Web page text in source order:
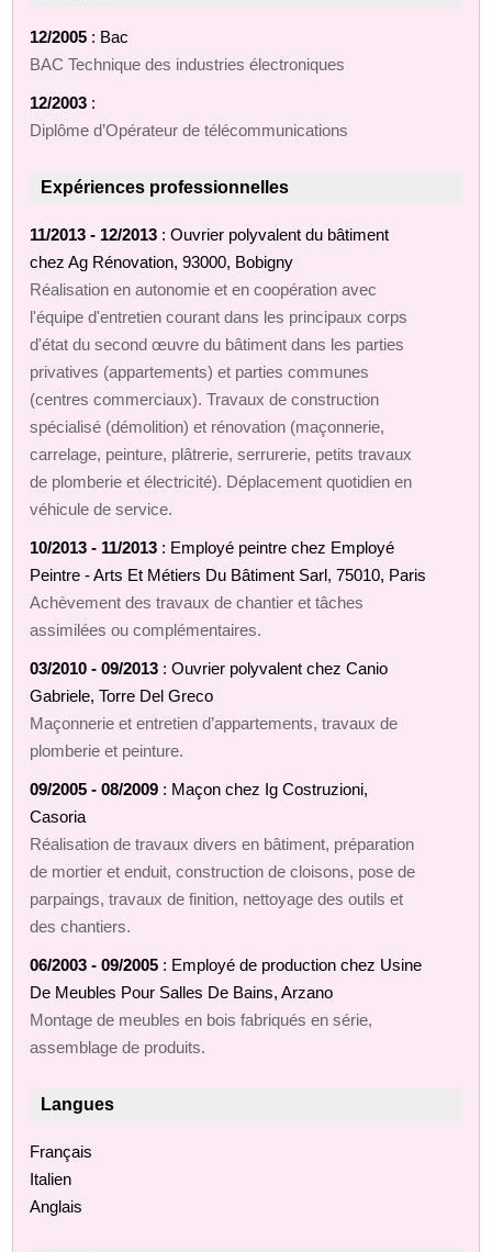
12/2005 : Bac
BAC Technique des industries électroniques
12/2003 :
Diplôme d’Opérateur de télécommunications
Expériences professionnelles
11/2013 - 12/2013 : Ouvrier polyvalent du bâtiment
chez Ag Rénovation, 93000, Bobigny
Réalisation en autonomie et en coopération avec
l'équipe d'entretien courant dans les principaux corps
d'état du second œuvre du bâtiment dans les parties
privatives (appartements) et parties communes
(centres commerciaux). Travaux de construction
spécialisé (démolition) et rénovation (maçonnerie,
carrelage, peinture, plâtrerie, serrurerie, petits travaux
de plomberie et électricité). Déplacement quotidien en
véhicule de service.
10/2013 - 11/2013 : Employé peintre chez Employé
Peintre - Arts Et Métiers Du Bâtiment Sarl, 75010, Paris
Achèvement des travaux de chantier et tâches
assimilées ou complémentaires.
03/2010 - 09/2013 : Ouvrier polyvalent chez Canio
Gabriele, Torre Del Greco
Maçonnerie et entretien d’appartements, travaux de
plomberie et peinture.
09/2005 - 08/2009 : Maçon chez Ig Costruzioni,
Casoria
Réalisation de travaux divers en bâtiment, préparation
de mortier et enduit, construction de cloisons, pose de
parpaings, travaux de finition, nettoyage des outils et
des chantiers.
06/2003 - 09/2005 : Employé de production chez Usine
De Meubles Pour Salles De Bains, Arzano
Montage de meubles en bois fabriqués en série,
assemblage de produits.
Langues
Français
Italien
Anglais